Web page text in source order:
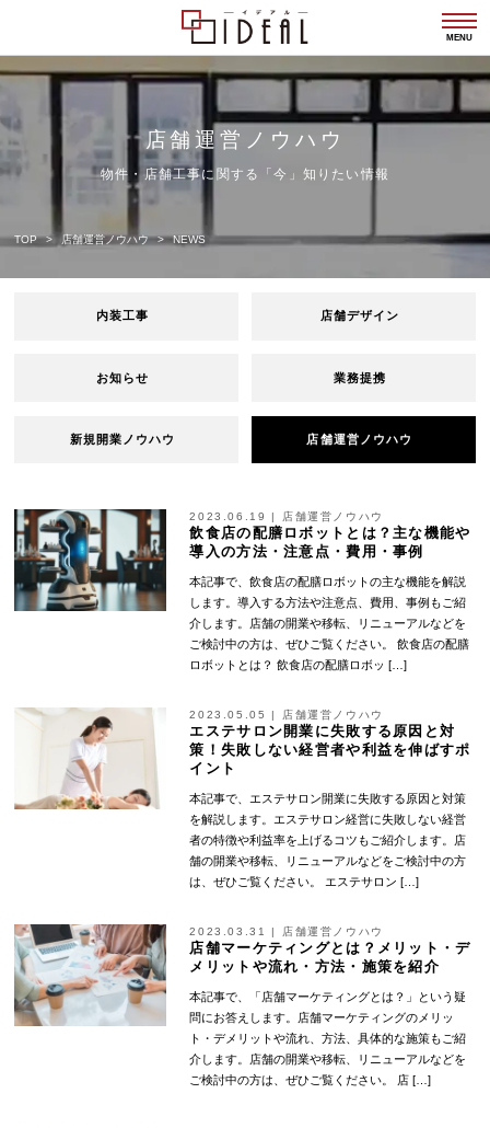
MENU
店舗運営ノウハウ
物件・店舗工事に関する「今」知りたい情報
TOP 店舗運営ノウハウ NEWS
内装工事 店舗デザイン
お知らせ 業務提携
新規開業ノウハウ 店舗運営ノウハウ
2023.06.19 店舗運営ノウハウ
飲食店の配膳ロボットとは？主な機能や
導入の方法・注意点・費用・事例
本記事で、飲食店の配膳ロボットの主な機能を解説
します。導入する方法や注意点、費用、事例もご紹
介します。店舗の開業や移転、リニューアルなどを
ご検討中の方は、ぜひご覧ください。 飲食店の配膳
ロボットとは？ 飲食店の配膳ロボッ […]
2023.05.05 | 店舗運営ノウハウ
エステサロン開業に失敗する原因と対
策！失敗しない経営者や利益を伸ばすポ
イント
本記事で、エステサロン開業に失敗する原因と対策
を解説します。エステサロン経営に失敗しない経営
者の特徴や利益率を上げるコツもご紹介します。店
舗の開業や移転、リニューアルなどをご検討中の方
は、ぜひご覧ください。 エステサロン […]
2023.03.31 | 店舗運営ノウハウ
店舗マーケティングとは？メリット・デ
メリットや流れ・方法・施策を紹介
本記事で、「店舗マーケティングとは？」という疑
問にお答えします。店舗マーケティングのメリッ
ト・デメリットや流れ、方法、具体的な施策もご紹
介します。店舗の開業や移転、リニューアルなどを
ご検討中の方は、ぜひご覧ください。 店 […]